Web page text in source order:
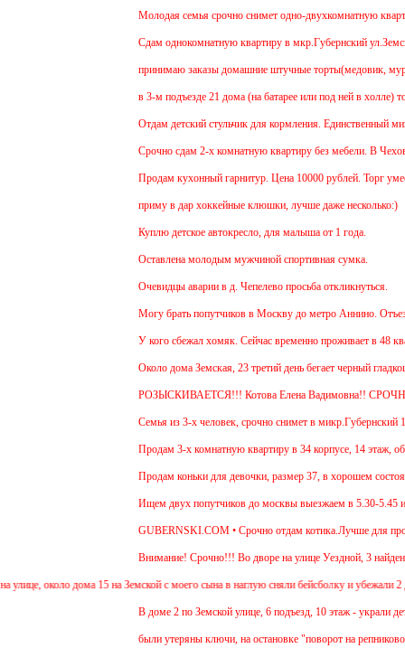
Молодая семья срочно снимет одно-двухкомнатную
Cдам однокомнатную квартиру в мкр.Губернский
принимаю заказы домашние штучные торты(медовик,
в 3-м подъезде 21 дома (на батарее или под ней в холле)
Отдам детский стульчик для кормления. Единственный
Срочно сдам 2-х комнатную квартиру без мебели. В
Продам кухонный гарнитур. Цена 10000 рублей. Торг
приму в дар хоккейные клюшки, лучше даже несколько:)
Куплю детское автокресло, для малыша от 1 года.
Оставлена молодым мужчиной спортивная сумка.
Очевидцы аварии в д. Чепелево просьба откликнуться.
Могу брать попутчиков в Москву до метро Аннино.
У кого сбежал хомяк. Сейчас временно проживает в 48
Около дома Земская, 23 третий день бегает черный
РОЗЫСКИВАЕТСЯ!!! Котова Елена Вадимовна!!
Семья из 3-х человек, срочно снимет в микр.Губернский 1
Продам 3-х комнатную квартиру в 34 корпусе, 14 этаж,
Продам коньки для девочки, размер 37, в хорошем
Ищем двух попутчиков до москвы выезжаем в 5.30-5.45 и
GUBERNSKI.COM • Срочно отдам котика.Лучше для
Внимание! Срочно!!! Во дворе на улице Уездной, 3 найден
около дома 15 на Земской с моего сына в наглую сняли бейсболку и убежали 2
В доме 2 по Земской улице, 6 подъезд, 10 этаж - украли
были утеряны ключи, на остановке "поворот на